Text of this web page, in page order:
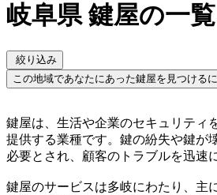
岐阜県 鍵屋の一覧
絞り込み
この地域であなたにあった鍵屋を見つける
鍵屋は、生活や企業のセキュリティ
提供する業種です。鍵の紛失や鍵が
必要とされ、顧客のトラブルを迅速
鍵屋のサービスは多岐にわたり、主